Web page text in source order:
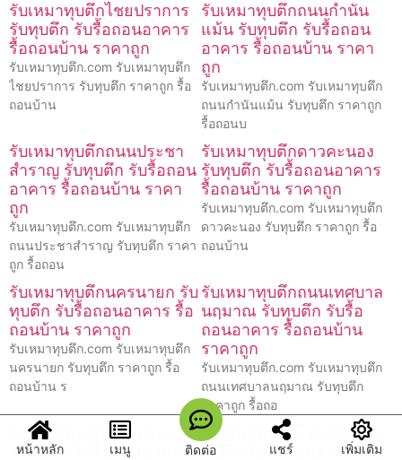
รับเหมาทุบตึกไชยปราการ
รับทุบตึก รับรื้อถอนอาคาร
รื้อถอนบ้าน ราคาถูก
รับเหมาทุบตึก.com รับเหมาทุบตึก
ไชยปราการ รับทุบตึก ราคาถูก รื้อ
ถอนบ้าน
รับเหมาทุบตึกถนนกำนัน
แม้น รับทุบตึก รับรื้อถอน
อาคาร รื้อถอนบ้าน ราคา
ถูก
รับเหมาทุบตึก.com รับเหมาทุบตึก
ถนนกำนันแม้น รับทุบตึก ราคาถูก
รื้อถอนบ
รับเหมาทุบตึกถนนประชา
สำราญ รับทุบตึก รับรื้อถอน
อาคาร รื้อถอนบ้าน ราคา
ถูก
รับเหมาทุบตึก.com รับเหมาทุบตึก
ถนนประชาสำราญ รับทุบตึก ราคา
ถูก รื้อถอน
รับเหมาทุบตึกดาวคะนอง
รับทุบตึก รับรื้อถอนอาคาร
รื้อถอนบ้าน ราคาถูก
รับเหมาทุบตึก.com รับเหมาทุบตึก
ดาวคะนอง รับทุบตึก ราคาถูก รื้อ
ถอนบ้าน
รับเหมาทุบตึกนครนายก รับ
ทุบตึก รับรื้อถอนอาคาร รื้อ
ถอนบ้าน ราคาถูก
รับเหมาทุบตึก.com รับเหมาทุบตึก
นครนายก รับทุบตึก ราคาถูก รื้อ
ถอนบ้าน ร
รับเหมาทุบตึกถนนเทศบาล
นฤมาณ รับทุบตึก รับรื้อ
ถอนอาคาร รื้อถอนบ้าน
ราคาถูก
รับเหมาทุบตึก.com รับเหมาทุบตึก
ถนนเทศบาลนฤมาณ รับทุบตึก
ราคาถูก รื้อถอ
รับเหมาทุบตึกถนนบางแวก
รับทุบตึก รับรื้อถอนอาคาร
รับเหมาทุบตึกโนนศิลา รับ
ทุบตึก รับรื้อถอนอาคาร รื้อ
หน้าหลัก เมนู ติดต่อ แชร์ เพิ่มเติม